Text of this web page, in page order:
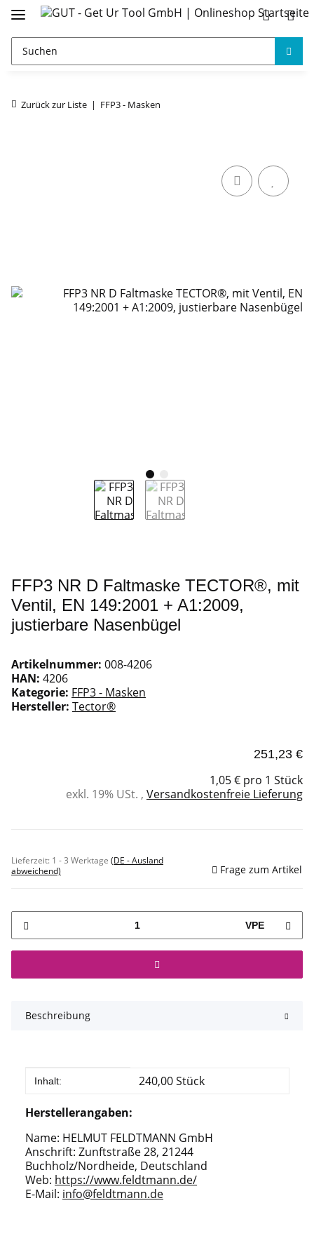
Zurück zur Liste FFP3 - Masken
FFP3 NR D Faltmaske TECTOR®, mit
Ventil, EN 149:2001 + A1:2009,
justierbare Nasenbügel
Artikelnummer: 008-4206
HAN: 4206
Kategorie: FFP3 - Masken
Hersteller: Tector®
251,23 €
1,05 € pro 1 Stück
exkl. 19% USt. , Versandkostenfreie Lieferung
Lieferzeit: 1 - 3 Werktage (DE - Ausland
abweichend)
Frage zum Artikel
VPE
Beschreibung
Produkteigenschaft
Wert
Inhalt: 240,00 Stück
Herstellerangaben:
Name: HELMUT FELDTMANN GmbH
Anschrift: Zunftstraße 28, 21244
Buchholz/Nordheide, Deutschland
Web: https://www.feldtmann.de/
E-Mail: info@feldtmann.de